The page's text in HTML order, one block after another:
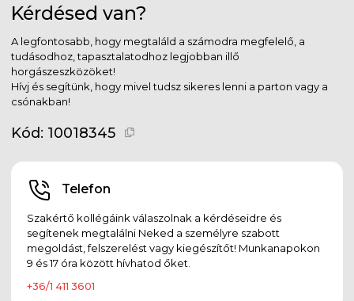
Kérdésed van?
A legfontosabb, hogy megtaláld a számodra megfelelő, a
tudásodhoz, tapasztalatodhoz legjobban illő
horgászeszközöket!
Hívj és segítünk, hogy mivel tudsz sikeres lenni a parton vagy a
csónakban!
Kód: 10018345
Telefon
Szakértő kollégáink válaszolnak a kérdéseidre és
segítenek megtalálni Neked a személyre szabott
megoldást, felszerelést vagy kiegészítőt! Munkanapokon
9 és 17 óra között hívhatod őket.
+36/1 411 3601